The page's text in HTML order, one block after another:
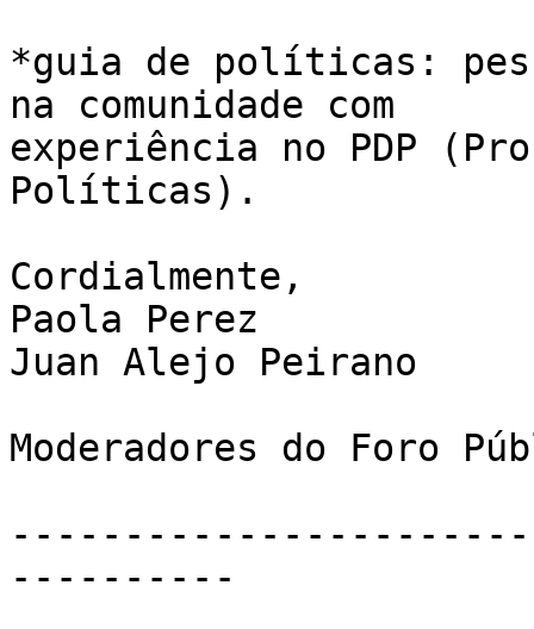
*guia de políticas:
na comunidade com
experiência no PDP
Políticas).
Cordialmente,
Paola Perez
Juan Alejo Peirano
Moderadores do Foro
----------